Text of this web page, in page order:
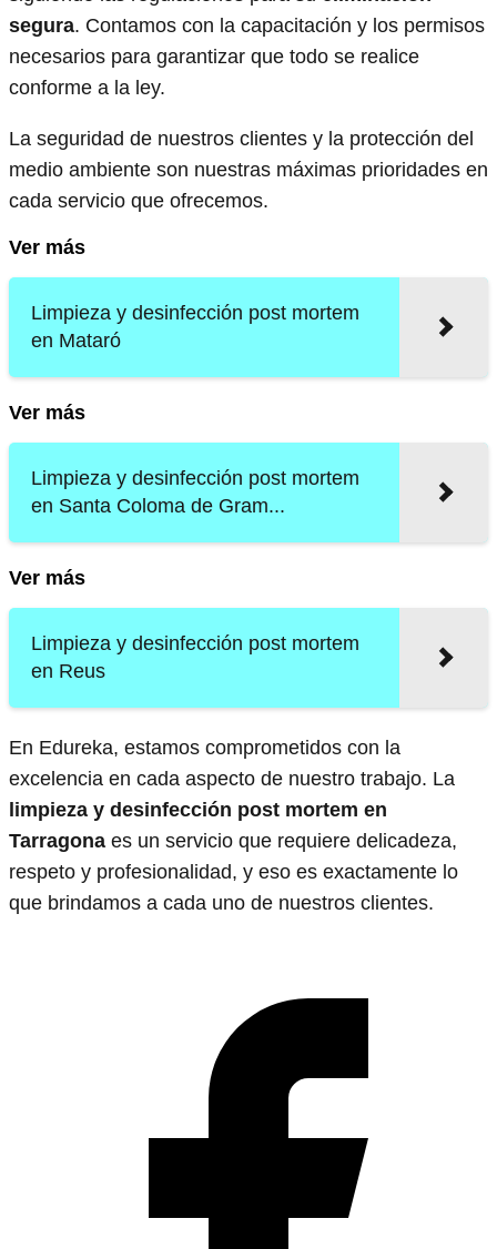
segura. Contamos con la capacitación y los permisos
necesarios para garantizar que todo se realice
conforme a la ley.
La seguridad de nuestros clientes y la protección del
medio ambiente son nuestras máximas prioridades en
cada servicio que ofrecemos.
Ver más
Limpieza y desinfección post mortem
en Mataró
Ver más
Limpieza y desinfección post mortem
en Santa Coloma de Gram...
Ver más
Limpieza y desinfección post mortem
en Reus
En Edureka, estamos comprometidos con la
excelencia en cada aspecto de nuestro trabajo. La
limpieza y desinfección post mortem en
Tarragona es un servicio que requiere delicadeza,
respeto y profesionalidad, y eso es exactamente lo
que brindamos a cada uno de nuestros clientes.